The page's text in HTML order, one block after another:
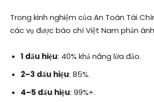
Trong kinh nghiệm của An Toàn Tài
các vụ được báo chí Việt Nam phản
1 dấu hiệu: 40% khả năng lừa đảo.
2–3 dấu hiệu: 85%.
4–5 dấu hiệu: 99%+.